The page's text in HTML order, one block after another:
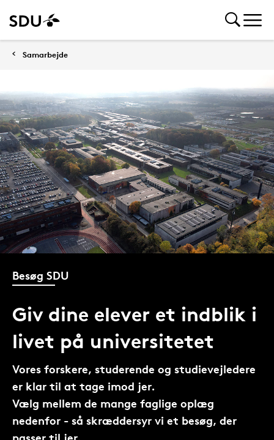
Samarbejde
Besøg SDU
Giv dine elever et indblik i
livet på universitetet
Vores forskere, studerende og studievejledere
er klar til at tage imod jer.
Vælg mellem de mange faglige oplæg
nedenfor - så skræddersyr vi et besøg, der
passer til jer.